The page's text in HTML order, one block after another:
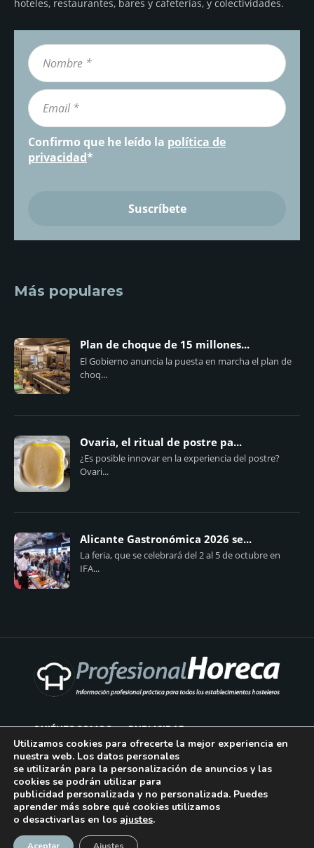
hoteles, restaurantes, bares y cafeterías, y colectividades.
Confirmo que he leído la política de
privacidad*
Más populares
Plan de choque de 15 millones...
El Gobierno anuncia la puesta en marcha el plan de
choq...
Ovaria, el ritual de postre pa...
¿Es posible innovar en la experiencia del postre?
Ovari...
Alicante Gastronómica 2026 se...
La feria, que se celebrará del 2 al 5 de octubre en
IFA...
QUIÉNES SOMOS PUBLICIDAD
AVISO LEGAL
POLÍTICA DE COOKIES
POLÍTICA DE PRIVACIDAD
CONTACTO
¡Suscríbase!
Utilizamos cookies para ofrecerte la mejor experiencia en
nuestra web. Los datos personales
se utilizarán para la personalización de anuncios y las
cookies se podrán utilizar para
publicidad personalizada y no personalizada. Puedes
aprender más sobre qué cookies utilizamos
o desactivarlas en los ajustes.